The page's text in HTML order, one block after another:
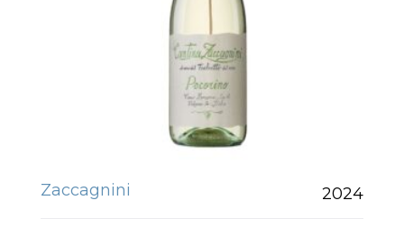
Zaccagnini 2024